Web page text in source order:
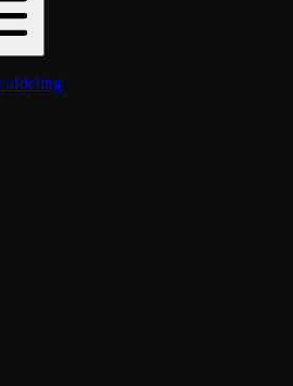
afdeling